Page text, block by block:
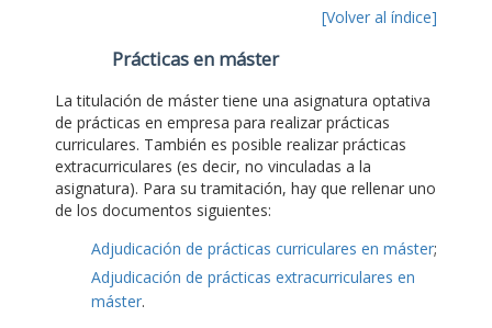
[Volver al índice]
Prácticas en máster
La titulación de máster tiene una asignatura optativa
de prácticas en empresa para realizar prácticas
curriculares. También es posible realizar prácticas
extracurriculares (es decir, no vinculadas a la
asignatura). Para su tramitación, hay que rellenar uno
de los documentos siguientes:
Adjudicación de prácticas curriculares en máster;
Adjudicación de prácticas extracurriculares en
máster.